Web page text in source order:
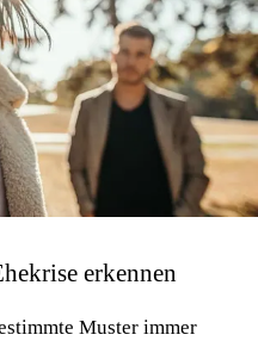
erkennen
Muster immer